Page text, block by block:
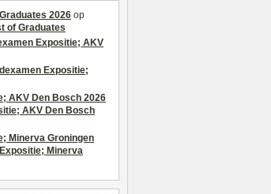
2026 op
of Graduates
Expositie; AKV
Expositie;
AKV Den Bosch 2026
AKV Den Bosch
Minerva Groningen
Minerva